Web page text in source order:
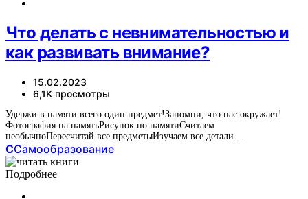
Что делать с невнимательностью и
как развивать внимание?
15.02.2023
6,1K просмотры
Удержи в памяти всего один предмет!Запомни, что нас окружает!
Фотография на памятьРисунок по памятиСчитаем
необычноПересчитай все предметыИзучаем все детали…
ССамообразование
Подробнее